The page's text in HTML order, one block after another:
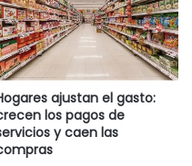
un taxi, del que descendió
estaba por acceder al
que era
le vendía la
ajustan el gasto:
los pagos de
y caen las